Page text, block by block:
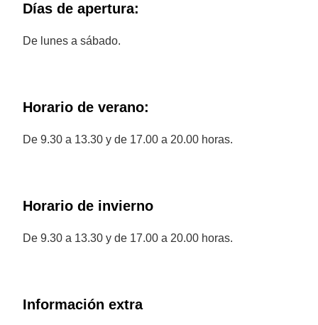
Días de apertura:
De lunes a sábado.
Horario de verano:
De 9.30 a 13.30 y de 17.00 a 20.00 horas.
Horario de invierno
De 9.30 a 13.30 y de 17.00 a 20.00 horas.
Información extra